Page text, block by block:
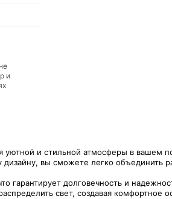
и
и стильной атмосферы в вашем
вы сможете легко объединить
гарантирует долговечность и
свет, создавая комфортное